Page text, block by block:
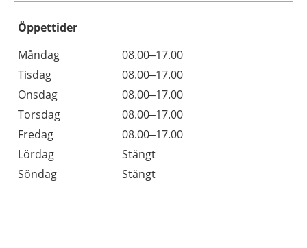
Öppettider
Dag
Öppettider
Kommentarer
Måndag
08.00–17.00
Tisdag
08.00–17.00
Onsdag
08.00–17.00
Torsdag
08.00–17.00
Fredag
08.00–17.00
Lördag
Stängt
Söndag
Stängt